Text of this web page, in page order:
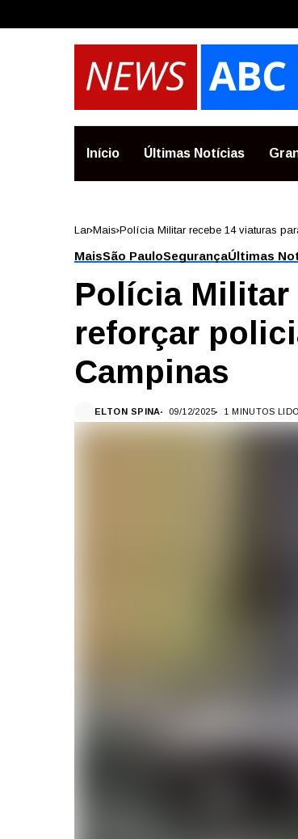
Início Últimas Notícias
Lar Mais Polícia Militar recebe 14 viaturas
MaisSão PauloSegurançaÚltimas
Polícia Militar
reforçar
Campinas
ELTON SPINA 09/12/2025 1 MINUTOS